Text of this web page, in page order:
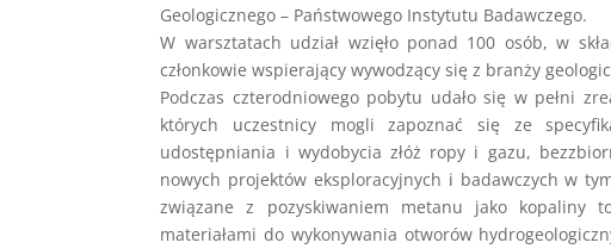
Geologicznego – Państwowego Instytutu Badawczego.
W warsztatach udział wzięło ponad 100 osób, w
członkowie wspierający wywodzący się z branży
Podczas czterodniowego pobytu udało się w pełni
których uczestnicy mogli zapoznać się ze
udostępniania i wydobycia złóż ropy i gazu,
nowych projektów eksploracyjnych i badawczych w
związane z pozyskiwaniem metanu jako kopaliny
materiałami do wykonywania otworów